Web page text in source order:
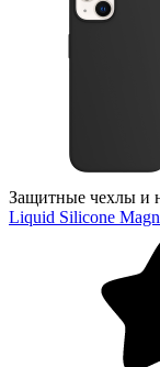
Защитные чехлы и
Liquid Silicone